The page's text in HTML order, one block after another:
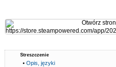
Streszczenie
•Opis, języki